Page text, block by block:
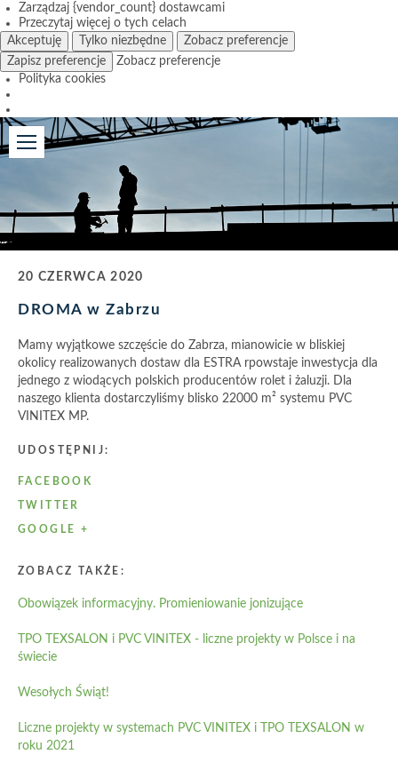
Zarządzaj {vendor_count} dostawcami
Przeczytaj więcej o tych celach
Akceptuję
Tylko niezbędne
Zobacz preferencje
Zapisz preferencje
Zobacz preferencje
Polityka cookies
20 CZERWCA 2020
DROMA w Zabrzu
ZOBACZ TAKŻE:
Obowiązek informacyjny. Promieniowanie jonizujące
TPO TEXSALON i PVC VINITEX - liczne projekty w Polsce i na
świecie
Wesołych Świąt!
Liczne projekty w systemach PVC VINITEX i TPO TEXSALON w
roku 2021
Mamy wyjątkowe szczęście do Zabrza, mianowicie w bliskiej
okolicy realizowanych dostaw dla ESTRA rpowstaje inwestycja dla
jednego z wiodących polskich producentów rolet i żaluzji. Dla
naszego klienta dostarczyliśmy blisko 22000 m² systemu PVC
VINITEX MP.
UDOSTĘPNIJ:
FACEBOOK
TWITTER
GOOGLE +